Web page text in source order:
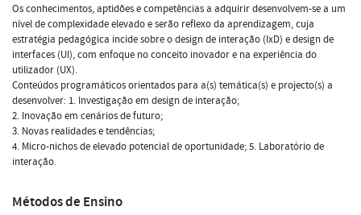
Os conhecimentos, aptidões e competências a adquirir desenvolvem-se a um
nível de complexidade elevado e serão reflexo da aprendizagem, cuja
estratégia pedagógica incide sobre o design de interação (IxD) e design de
interfaces (UI), com enfoque no conceito inovador e na experiência do
utilizador (UX).
Conteúdos programáticos orientados para a(s) temática(s) e projecto(s) a
desenvolver: 1. Investigação em design de interação;
2. Inovação em cenários de futuro;
3. Novas realidades e tendências;
4. Micro-nichos de elevado potencial de oportunidade; 5. Laboratório de
interação.
Métodos de Ensino